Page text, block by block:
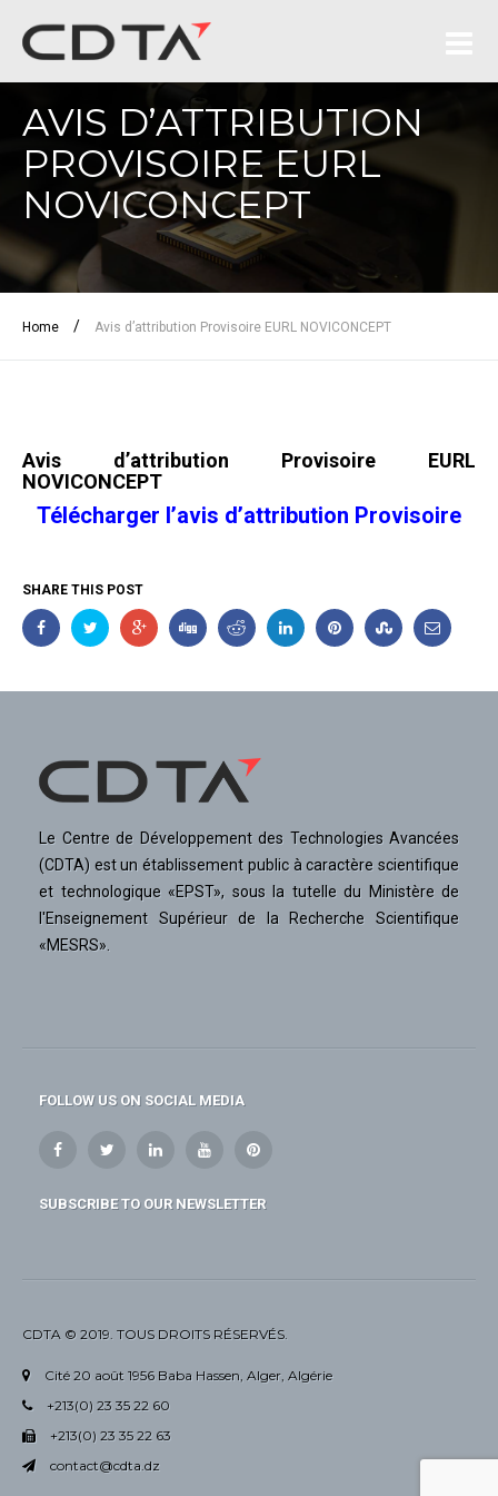
AVIS D’ATTRIBUTION
PROVISOIRE EURL
NOVICONCEPT
Home / Avis d’attribution Provisoire EURL NOVICONCEPT
Avis d’attribution Provisoire EURL
NOVICONCEPT
Télécharger l’avis d’attribution Provisoire
SHARE THIS POST
Le Centre de Développement des Technologies Avancées
(CDTA) est un établissement public à caractère scientifique
et technologique «EPST», sous la tutelle du Ministère de
l'Enseignement Supérieur de la Recherche Scientifique
«MESRS».
FOLLOW US ON SOCIAL MEDIA
SUBSCRIBE TO OUR NEWSLETTER
CDTA © 2019. TOUS DROITS RÉSERVÉS.
Cité 20 août 1956 Baba Hassen, Alger, Algérie
+213(0) 23 35 22 60
+213(0) 23 35 22 63
contact@cdta.dz